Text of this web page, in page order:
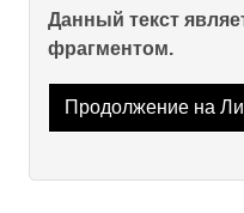
Данный текст
фрагментом.
Продолжение на